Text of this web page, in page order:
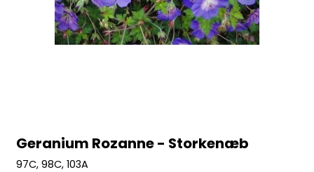
Geranium Rozanne - Storkenæb
97C, 98C, 103A